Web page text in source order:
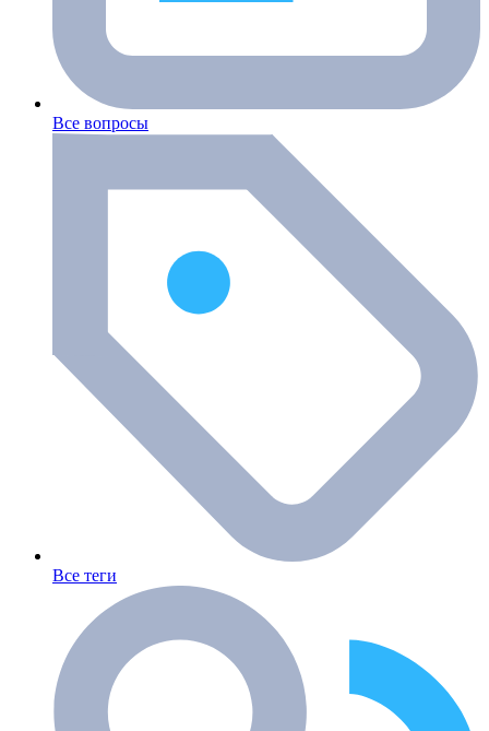
Все вопросы
Все теги